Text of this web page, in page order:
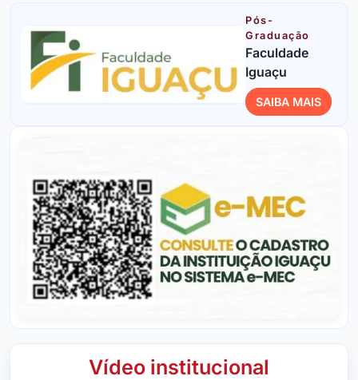
Pós-
Graduação
Faculdade
Iguaçu
SAIBA MAIS
Vídeo institucional